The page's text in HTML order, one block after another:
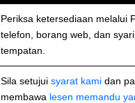
Periksa ketersediaan melalui
telefon, borang web, dan
tempatan.
Sila setujui syarat kami dan
membawa lesen memandu